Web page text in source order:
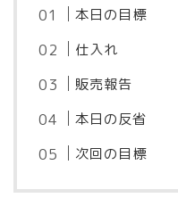
本日の目標
仕入れ
販売報告
本日の反省
次回の目標